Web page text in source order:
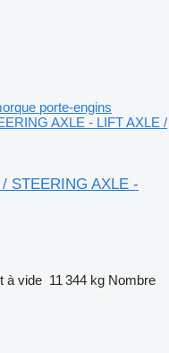
porte-engins
AXLE - LIFT AXLE /
STEERING AXLE -
à vide 11 344 kg Nombre